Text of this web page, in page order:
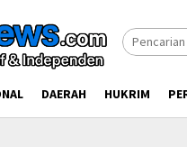
DAERAH HUKRIM